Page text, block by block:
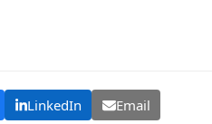
LinkedIn Email